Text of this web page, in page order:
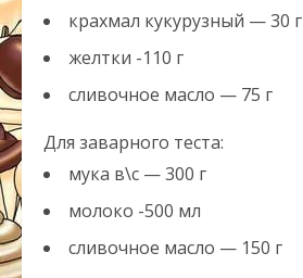
крахмал кукурузный — 30 г
желтки -110 г
сливочное масло — 75 г
Для заварного теста:
мука в\с — 300 г
молоко -500 мл
сливочное масло — 150 г